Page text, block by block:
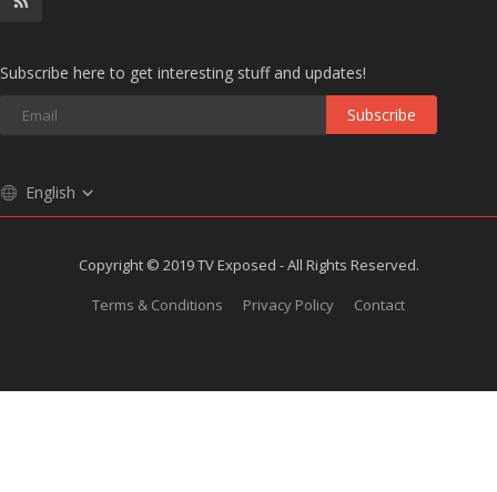
Subscribe here to get interesting stuff and updates!
Subscribe
English
Copyright © 2019 TV Exposed - All Rights Reserved.
Terms & Conditions
Privacy Policy Contact